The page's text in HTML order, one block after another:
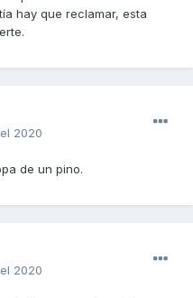
hay que reclamar, esta
2020
de un pino.
2020